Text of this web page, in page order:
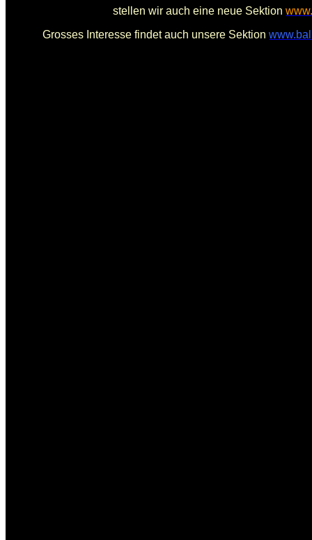
stellen wir auch eine neue Sektion
Grosses Interesse findet auch unsere Sektion